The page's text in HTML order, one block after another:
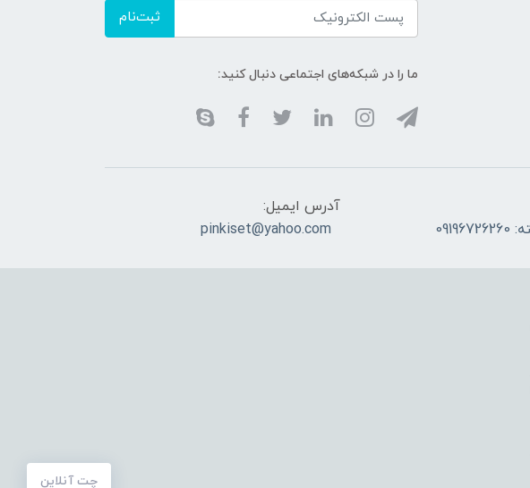
ثبت‌نام
ما را در شبکه‌های اجتماعی دنبال کنید:
آدرس ایمیل:
pinkiset@yahoo.com
چت آنلاین